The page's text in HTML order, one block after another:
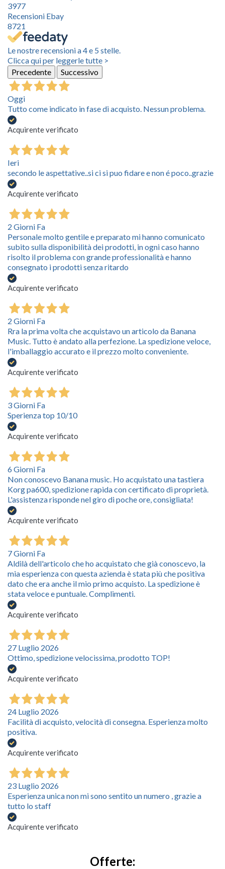
3977
Recensioni Ebay
8721
Le nostre recensioni a 4 e 5 stelle.
Clicca qui per leggerle tutte >
Precedente
Successivo
Oggi
Tutto come indicato in fase di acquisto. Nessun problema.
Acquirente verificato
Ieri
secondo le aspettative..si ci si puo fidare e non é poco..grazie
Acquirente verificato
2 Giorni Fa
Personale molto gentile e preparato mi hanno comunicato
subito sulla disponibilità dei prodotti, in ogni caso hanno
risolto il problema con grande professionalità e hanno
consegnato i prodotti senza ritardo
Acquirente verificato
2 Giorni Fa
Rra la prima volta che acquistavo un articolo da Banana
Music. Tutto è andato alla perfezione. La spedizione veloce,
l'imballaggio accurato e il prezzo molto conveniente.
Acquirente verificato
3 Giorni Fa
Sperienza top 10/10
Acquirente verificato
6 Giorni Fa
Non conoscevo Banana music. Ho acquistato una tastiera
Korg pa600, spedizione rapida con certificato di proprietà.
L'assistenza risponde nel giro di poche ore, consigliata!
Acquirente verificato
7 Giorni Fa
Aldilà dell'articolo che ho acquistato che già conoscevo, la
mia esperienza con questa azienda è stata più che positiva
dato che era anche il mio primo acquisto. La spedizione è
stata veloce e puntuale. Complimenti.
Acquirente verificato
27 Luglio 2026
Ottimo, spedizione velocissima, prodotto TOP!
Acquirente verificato
24 Luglio 2026
Facilità di acquisto, velocità di consegna. Esperienza molto
positiva.
Acquirente verificato
23 Luglio 2026
Esperienza unica non mi sono sentito un numero , grazie a
tutto lo staff
Acquirente verificato
Offerte: